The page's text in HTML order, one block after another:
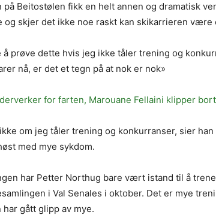
på Beitostølen fikk en helt annen og dramatisk
og skjer det ikke noe raskt kan skikarrieren være
å prøve dette hvis jeg ikke tåler trening og
nå, er det et tegn på at nok er nok»
for farten, Marouane Fellaini klipper
om jeg tåler trening og konkurranser, sier
med mye sykdom.
har Petter Northug bare vært istand til å
i Val Senales i oktober. Det er mye
gått glipp av mye.